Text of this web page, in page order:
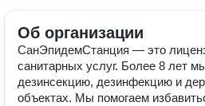
Об организации
СанЭпидемСтанция — это
санитарных услуг. Более 8 лет
дезинсекцию, дезинфекцию и
объектах. Мы помогаем